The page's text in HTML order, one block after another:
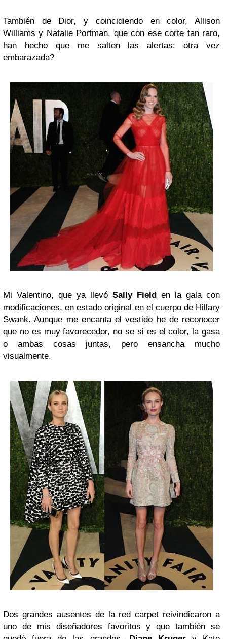
También de Dior, y coincidiendo en color, Allison
Williams y Natalie Portman, que con ese corte tan raro,
han hecho que me salten las alertas: otra vez
embarazada?
Mi Valentino, que ya llevó Sally Field
en la gala con
modificaciones, en estado original en el cuerpo de Hillary
Swank. Aunque me encanta el vestido he de reconocer
que no es muy favorecedor, no se si es el color, la gasa
o ambas cosas juntas, pero ensancha mucho
visualmente.
Dos grandes ausentes de la red carpet reivindicaron a
uno de mis diseñadores favoritos y que también se